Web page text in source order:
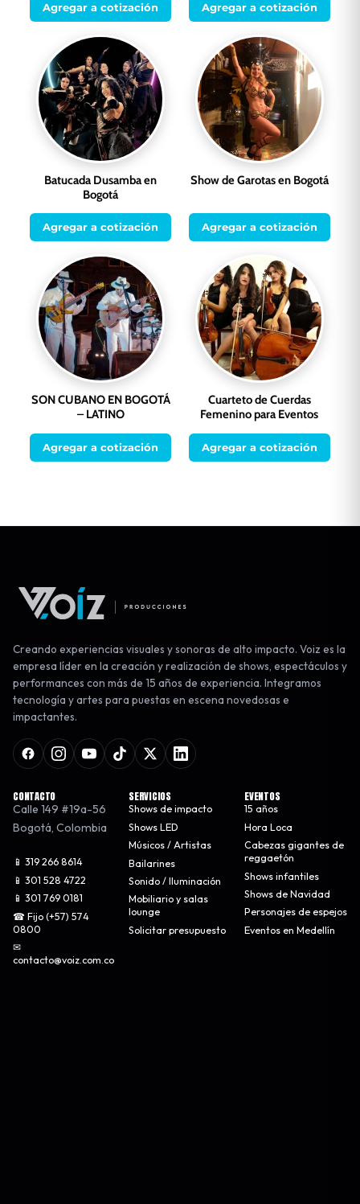
Agregar a cotización Agregar a cotización
Batucada Dusamba en
Bogotá
Agregar a cotización
Show de Garotas en Bogotá
Agregar a cotización
SON CUBANO EN BOGOTÁ
– LATINO
Agregar a cotización
Cuarteto de Cuerdas
Femenino para Eventos
Agregar a cotización
Creando experiencias visuales y sonoras de alto impacto. Voiz es la
empresa líder en la creación y realización de shows, espectáculos y
performances con más de 15 años de experiencia. Integramos
tecnología y artes para puestas en escena novedosas e
impactantes.
CONTACTO
Calle 149 #19a-56
Bogotá, Colombia
📱 319 266 8614
📱 301 528 4722
📱 301 769 0181
☎ Fijo (+57) 574
0800
✉
contacto@voiz.com.co
SERVICIOS
Shows de impacto
Shows LED
Músicos / Artistas
Bailarines
Sonido / Iluminación
Mobiliario y salas
lounge
Solicitar presupuesto
EVENTOS
15 años
Hora Loca
Cabezas gigantes de
reggaetón
Shows infantiles
Shows de Navidad
Personajes de espejos
Eventos en Medellín